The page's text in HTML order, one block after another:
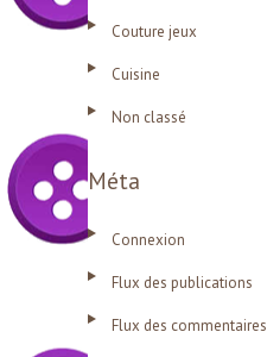
Couture jeux
Cuisine
Non classé
Méta
Connexion
Flux des publications
Flux des commentaires